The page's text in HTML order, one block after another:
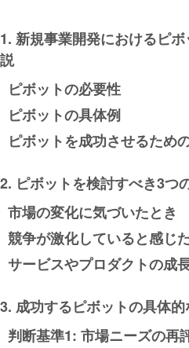
1. 新規事業開発におけるピ
説
ピボットの必要性
ピボットの具体例
ピボットを成功させるため
2. ピボットを検討すべき3つ
市場の変化に気づいたとき
競争が激化していると感じ
サービスやプロダクトの成
3. 成功するピボットの具体
判断基準1: 市場ニーズの再